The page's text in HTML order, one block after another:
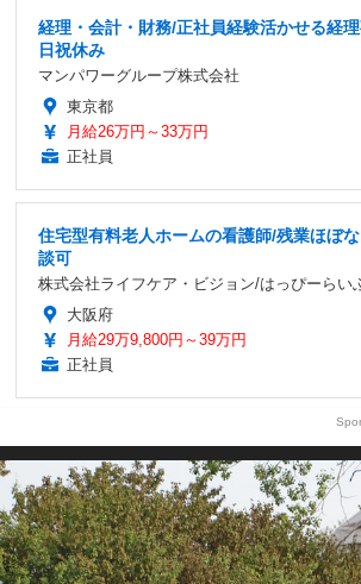
経理・会計・財務/正社員経験活かせる経
日祝休み
マンパワーグループ株式会社
東京都
月給26万円～33万円
正社員
住宅型有料老人ホームの看護師/残業ほぼ
談可
株式会社ライフケア・ビジョン/はっぴーらい
大阪府
月給29万9,800円～39万円
正社員